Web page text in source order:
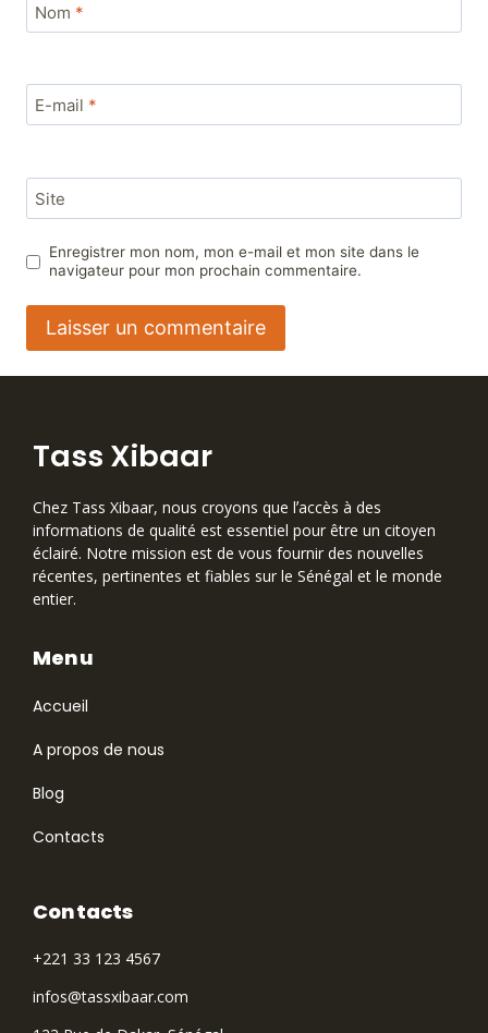
Nom *
E-mail *
Site
Enregistrer mon nom, mon e-mail et mon site dans le
navigateur pour mon prochain commentaire.
Tass Xibaar
Chez Tass Xibaar, nous croyons que lʼaccès à des
informations de qualité est essentiel pour être un citoyen
éclairé. Notre mission est de vous fournir des nouvelles
récentes, pertinentes et fiables sur le Sénégal et le monde
entier.
Accueil
A propos de nous
Blog
Contacts
Menu
Contacts
+221 33 123 4567
infos@tassxibaar.com